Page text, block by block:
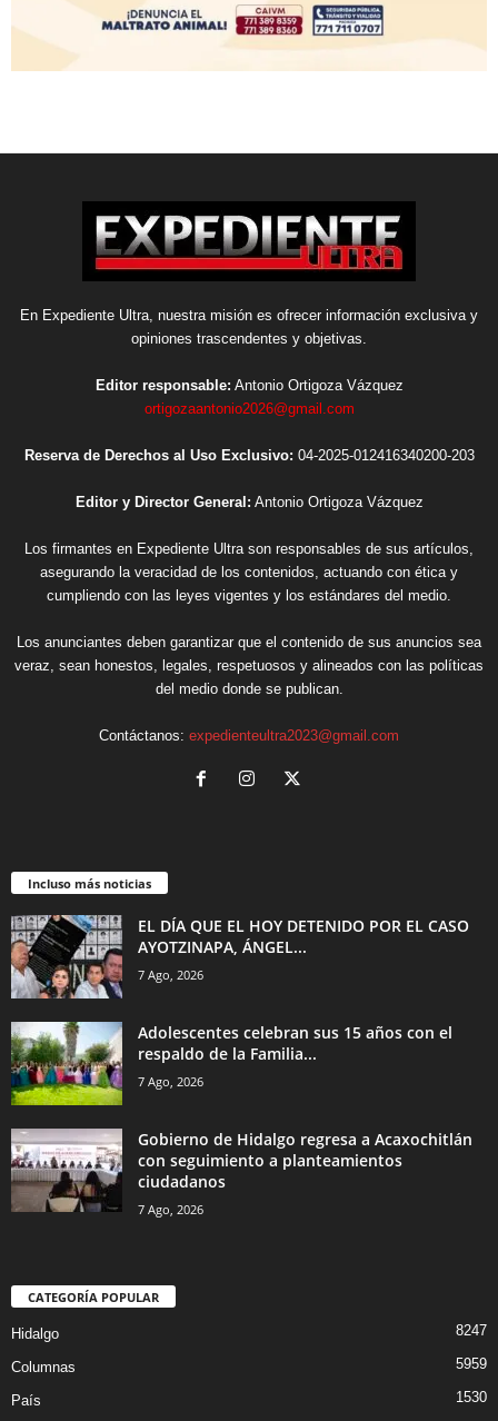
En Expediente Ultra, nuestra misión es ofrecer información exclusiva y
opiniones trascendentes y objetivas.
Editor responsable: Antonio Ortigoza Vázquez
ortigozaantonio2026@gmail.com
Reserva de Derechos al Uso Exclusivo: 04-2025-012416340200-203
Editor y Director General: Antonio Ortigoza Vázquez
Los firmantes en Expediente Ultra son responsables de sus artículos,
asegurando la veracidad de los contenidos, actuando con ética y
cumpliendo con las leyes vigentes y los estándares del medio.
Los anunciantes deben garantizar que el contenido de sus anuncios sea
veraz, sean honestos, legales, respetuosos y alineados con las políticas
del medio donde se publican.
Contáctanos: expedienteultra2023@gmail.com
Incluso más noticias
EL DÍA QUE EL HOY DETENIDO POR EL CASO
AYOTZINAPA, ÁNGEL...
7 Ago, 2026
Adolescentes celebran sus 15 años con el
respaldo de la Familia...
7 Ago, 2026
Gobierno de Hidalgo regresa a Acaxochitlán
con seguimiento a planteamientos
ciudadanos
7 Ago, 2026
CATEGORÍA POPULAR
Hidalgo 8247
Columnas 5959
País 1530